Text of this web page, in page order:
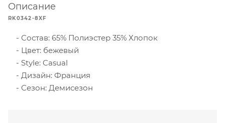
Описание
RK0342-8XF
Состав: 65% Полиэстер 35% Хлопок
Цвет: бежевый
Style: Casual
Дизайн: Франция
Сезон: Демисезон